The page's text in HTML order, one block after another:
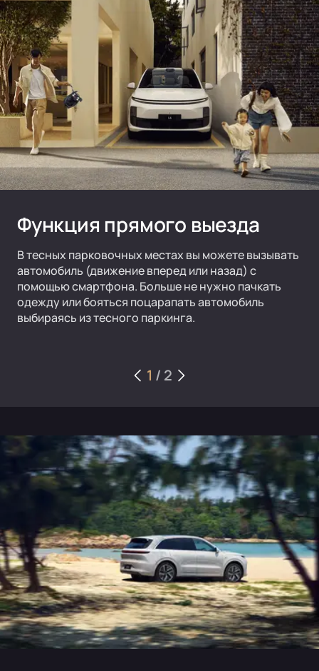
Функция прямого выезда
В тесных парковочных местах вы можете вызывать
автомобиль (движение вперед или назад) с
помощью смартфона. Больше не нужно пачкать
одежду или бояться поцарапать автомобиль
выбираясь из тесного паркинга.
1 / 2